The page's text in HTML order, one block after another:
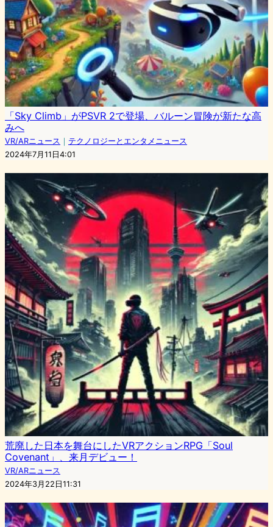
「Sky Climb」がPSVR 2で登場、バルーン冒険が新たな高
みへ
VR/ARニュース ｜ テクノロジーとエンタメニュース
2024年7月11日4:01
荒廃した日本を舞台にしたVRアクションRPG「Soul
Covenant」、来月デビュー！
VR/ARニュース
2024年3月22日11:31